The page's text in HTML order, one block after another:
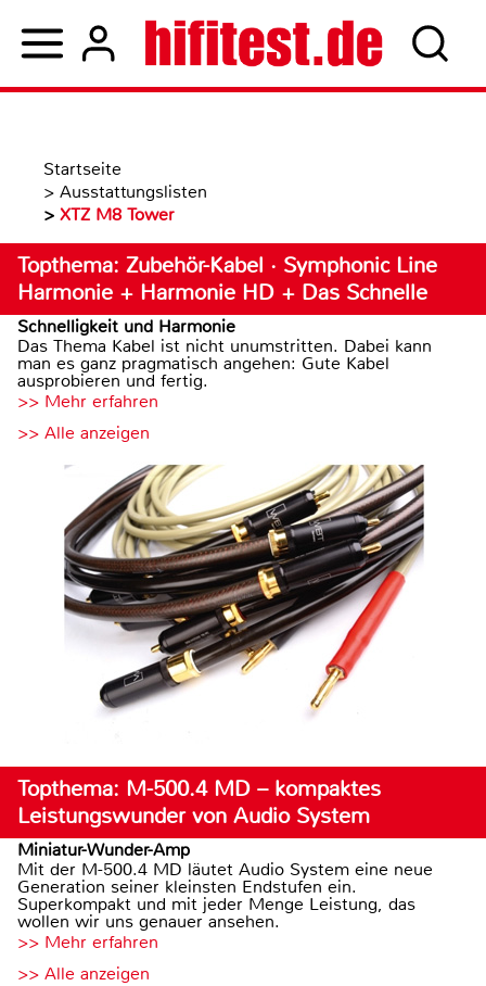
Startseite
> Ausstattungslisten
> XTZ M8 Tower
Topthema: Zubehör-Kabel · Symphonic Line
Harmonie + Harmonie HD + Das Schnelle
Schnelligkeit und Harmonie
Das Thema Kabel ist nicht unumstritten. Dabei kann
man es ganz pragmatisch angehen: Gute Kabel
ausprobieren und fertig.
>> Mehr erfahren
>> Alle anzeigen
Topthema: M-500.4 MD – kompaktes
Leistungswunder von Audio System
Miniatur-Wunder-Amp
Mit der M-500.4 MD läutet Audio System eine neue
Generation seiner kleinsten Endstufen ein.
Superkompakt und mit jeder Menge Leistung, das
wollen wir uns genauer ansehen.
>> Mehr erfahren
>> Alle anzeigen